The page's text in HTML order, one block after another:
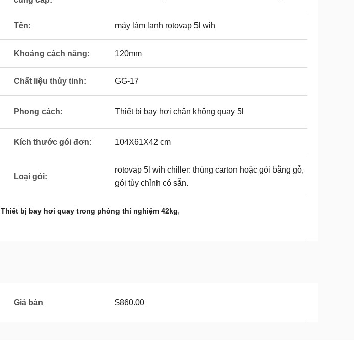
Tên: máy làm lạnh rotovap 5l wih
Khoảng cách nâng: 120mm
Chất liệu thủy tinh: GG-17
Phong cách: Thiết bị bay hơi chân không quay 5l
Kích thước gói đơn: 104X61X42 cm
Loại gói:
rotovap 5l wih chiller: thùng carton hoặc gói bằng gỗ,
gói tùy chỉnh có sẵn.
Thiết bị bay hơi quay trong phòng thí nghiệm 42kg,
Giá bán $860.00